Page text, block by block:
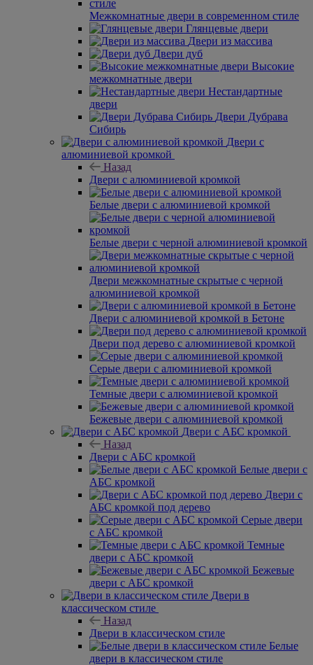
Межкомнатные двери в современном стиле
Глянцевые двери
Двери из массива
Двери дуб
Высокие
межкомнатные двери
Нестандартные
двери
Двери Дубрава
Сибирь
Двери с
алюминиевой кромкой
Назад
Двери с алюминиевой кромкой
Белые двери с алюминиевой кромкой
Белые двери с черной алюминиевой кромкой
Двери межкомнатные скрытые с черной
алюминиевой кромкой
Двери с алюминиевой кромкой в Бетоне
Двери под дерево с алюминиевой кромкой
Серые двери с алюминиевой кромкой
Темные двери с алюминиевой кромкой
Бежевые двери с алюминиевой кромкой
Двери с АБС кромкой
Назад
Двери с АБС кромкой
Белые двери с
АБС кромкой
Двери с
АБС кромкой под дерево
Серые двери
с АБС кромкой
Темные
двери с АБС кромкой
Бежевые
двери с АБС кромкой
Двери в
классическом стиле
Назад
Двери в классическом стиле
Белые
двери в классическом стиле